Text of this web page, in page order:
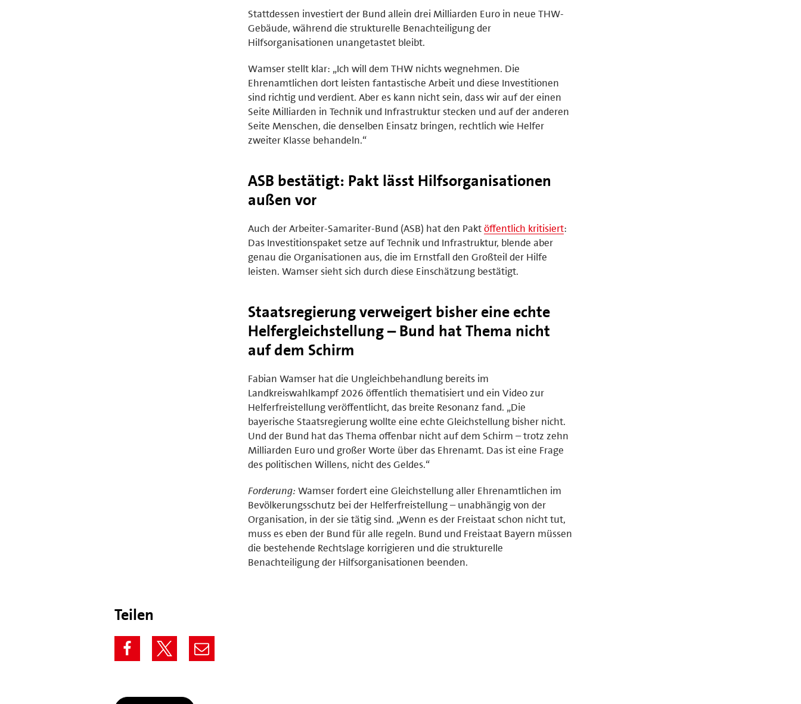
Stattdessen investiert der Bund allein drei Milliarden Euro in neue THW-
Gebäude, während die strukturelle Benachteiligung der
Hilfsorganisationen unangetastet bleibt.
Wamser stellt klar: „Ich will dem THW nichts wegnehmen. Die
Ehrenamtlichen dort leisten fantastische Arbeit und diese Investitionen
sind richtig und verdient. Aber es kann nicht sein, dass wir auf der einen
Seite Milliarden in Technik und Infrastruktur stecken und auf der anderen
Seite Menschen, die denselben Einsatz bringen, rechtlich wie Helfer
zweiter Klasse behandeln.“
ASB bestätigt: Pakt lässt Hilfsorganisationen
außen vor
Auch der Arbeiter-Samariter-Bund (ASB) hat den Paktöffentlich kritisiert:
Das Investitionspaket setze auf Technik und Infrastruktur, blende aber
genau die Organisationen aus, die im Ernstfall den Großteil der Hilfe
leisten. Wamser sieht sich durch diese Einschätzung bestätigt.
Staatsregierung verweigert bisher eine echte
Helfergleichstellung – Bund hat Thema nicht
auf dem Schirm
Fabian Wamser hat die Ungleichbehandlung bereits im
Landkreiswahlkampf 2026 öffentlich thematisiert und ein Video zur
Helferfreistellung veröffentlicht, das breite Resonanz fand. „Die
bayerische Staatsregierung wollte eine echte Gleichstellung bisher nicht.
Und der Bund hat das Thema offenbar nicht auf dem Schirm – trotz zehn
Milliarden Euro und großer Worte über das Ehrenamt. Das ist eine Frage
des politischen Willens, nicht des Geldes.“
Forderung: Wamser fordert eine Gleichstellung aller Ehrenamtlichen im
Bevölkerungsschutz bei der Helferfreistellung – unabhängig von der
Organisation, in der sie tätig sind. „Wenn es der Freistaat schon nicht tut,
muss es eben der Bund für alle regeln. Bund und Freistaat Bayern müssen
die bestehende Rechtslage korrigieren und die strukturelle
Benachteiligung der Hilfsorganisationen beenden.
Teilen